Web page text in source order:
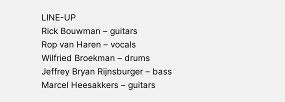
LINE-UP
Rick Bouwman – guitars
Rop van Haren – vocals
Wilfried Broekman – drums
Jeffrey Bryan Rijnsburger – bass
Marcel Heesakkers – guitars